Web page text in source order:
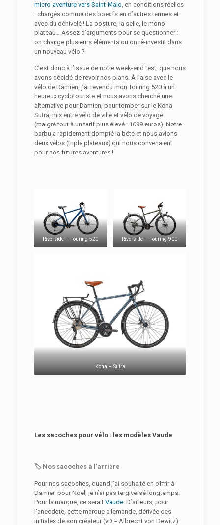
micro-aventure vers Saint-Malo , en conditions réelles
: chargés comme des boeufs en d’autres termes et
avec du dénivelé ! La posture, la selle, le mono-
plateau… Assez d’arguments pour se questionner :
on change plusieurs éléments ou on ré-investit dans
un nouveau vélo ?
C’est donc à l’issue de notre week-end test, que nous
avons décidé de revoir nos plans. À l’aise avec le
vélo de Damien, j’ai revendu mon Touring 520 à un
heureux cyclotouriste et nous avons cherché une
alternative pour Damien, pour tomber sur le Kona
Sutra, mix entre vélo de ville et vélo de voyage
(malgré tout à un tarif plus élevé : 1699 euros). Notre
barbu a rapidement dompté la bête et nous avions
deux vélos (triple plateaux) qui nous convenaient
pour nos futures aventures !
Riverside – Touring 520 Riverside – Touring 900
Kona – Sutra
Les sacoches pour vélo : les modèles Vaude
🏷️ Nos sacoches à l’arrière
Pour nos sacoches, quand j’ai souhaité en offrir à
Damien pour Noël, je n’ai pas tergiversé longtemps.
Pour la marque, ce serait Vaude. D’ailleurs, pour
l’anecdote, cette marque allemande, dérivée des
initiales de son créateur (vD = Albrecht von Dewitz)